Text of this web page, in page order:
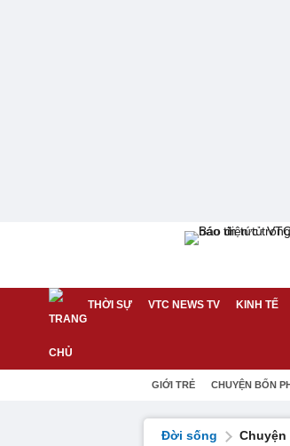
THỜI SỰ VTC NEWS TV KINH TẾ
GIỚI TRẺ CHUYỆN BỐN
Đời sống